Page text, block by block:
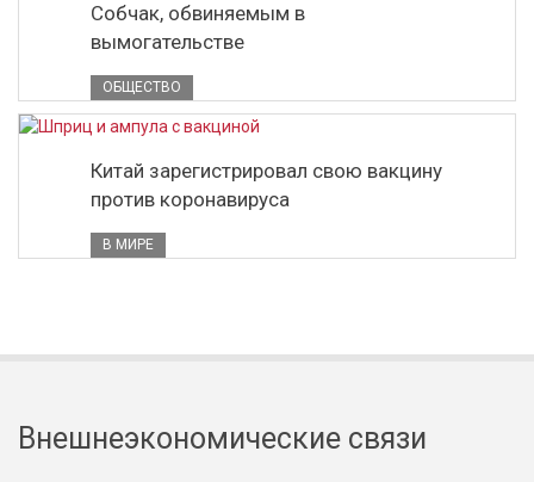
Собчак, обвиняемым в
вымогательстве
ОБЩЕСТВО
Китай зарегистрировал свою вакцину
против коронавируса
В МИРЕ
Внешнеэкономические связи